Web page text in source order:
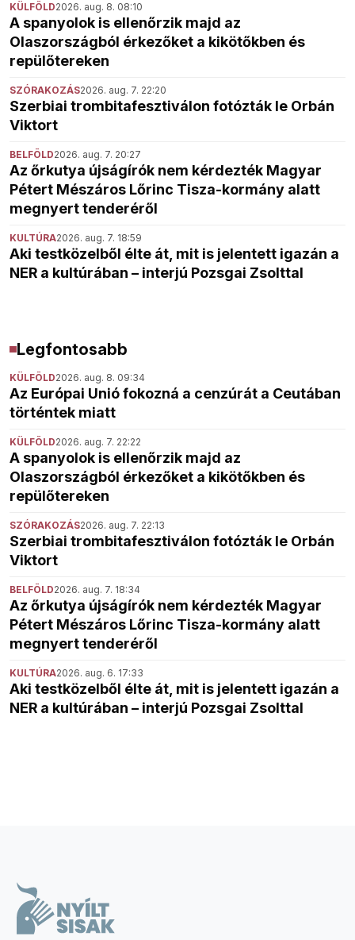
KÜLFÖLD2026. aug. 8. 08:10
A spanyolok is ellenőrzik majd az
Olaszországból érkezőket a kikötőkben és
repülőtereken
SZÓRAKOZÁS2026. aug. 7. 22:20
Szerbiai trombitafesztiválon fotózták le Orbán
Viktort
BELFÖLD2026. aug. 7. 20:27
Az őrkutya újságírók nem kérdezték Magyar
Pétert Mészáros Lőrinc Tisza-kormány alatt
megnyert tenderéről
KULTÚRA2026. aug. 7. 18:59
Aki testközelből élte át, mit is jelentett igazán a
NER a kultúrában – interjú Pozsgai Zsolttal
Legfontosabb
KÜLFÖLD2026. aug. 8. 09:34
Az Európai Unió fokozná a cenzúrát a Ceutában
történtek miatt
KÜLFÖLD2026. aug. 7. 22:22
A spanyolok is ellenőrzik majd az
Olaszországból érkezőket a kikötőkben és
repülőtereken
SZÓRAKOZÁS2026. aug. 7. 22:13
Szerbiai trombitafesztiválon fotózták le Orbán
Viktort
BELFÖLD2026. aug. 7. 18:34
Az őrkutya újságírók nem kérdezték Magyar
Pétert Mészáros Lőrinc Tisza-kormány alatt
megnyert tenderéről
KULTÚRA2026. aug. 6. 17:33
Aki testközelből élte át, mit is jelentett igazán a
NER a kultúrában – interjú Pozsgai Zsolttal